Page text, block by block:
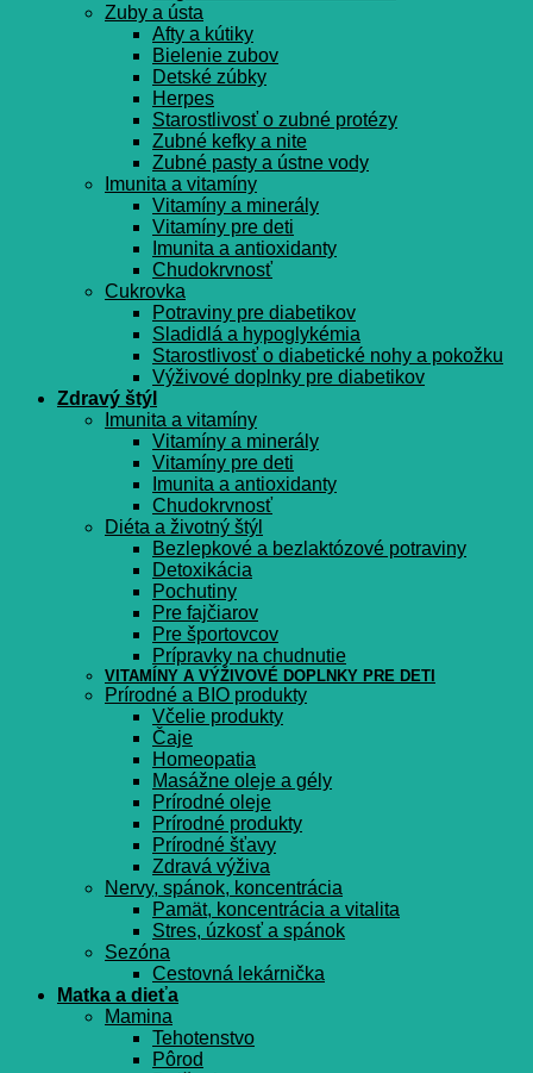
Zuby a ústa
Afty a kútiky
Bielenie zubov
Detské zúbky
Herpes
Starostlivosť o zubné protézy
Zubné kefky a nite
Zubné pasty a ústne vody
Imunita a vitamíny
Vitamíny a minerály
Vitamíny pre deti
Imunita a antioxidanty
Chudokrvnosť
Cukrovka
Potraviny pre diabetikov
Sladidlá a hypoglykémia
Starostlivosť o diabetické nohy a pokožku
Výživové doplnky pre diabetikov
Zdravý štýl
Imunita a vitamíny
Vitamíny a minerály
Vitamíny pre deti
Imunita a antioxidanty
Chudokrvnosť
Diéta a životný štýl
Bezlepkové a bezlaktózové potraviny
Detoxikácia
Pochutiny
Pre fajčiarov
Pre športovcov
Prípravky na chudnutie
VITAMÍNY A VÝŽIVOVÉ DOPLNKY PRE DETI
Prírodné a BIO produkty
Včelie produkty
Čaje
Homeopatia
Masážne oleje a gély
Prírodné oleje
Prírodné produkty
Prírodné šťavy
Zdravá výživa
Nervy, spánok, koncentrácia
Pamät, koncentrácia a vitalita
Stres, úzkosť a spánok
Sezóna
Cestovná lekárnička
Matka a dieťa
Mamina
Tehotenstvo
Pôrod